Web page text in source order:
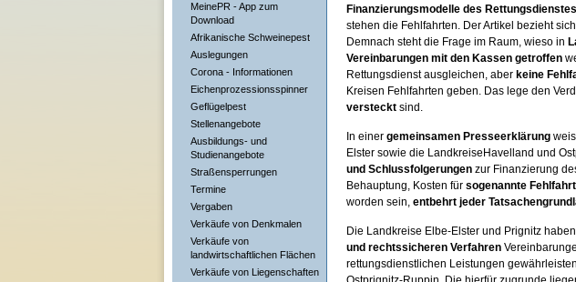
MeinePR - App zum
Download
Afrikanische Schweinepest
Auslegungen
Corona - Informationen
Eichenprozessionsspinner
Geflügelpest
Stellenangebote
Ausbildungs- und
Studienangebote
Straßensperrungen
Termine
Vergaben
Verkäufe von Denkmalen
Verkäufe von
landwirtschaftlichen Flächen
Verkäufe von Liegenschaften
Finanzierungsmodelle des Rettungsdienstes
stehen die Fehlfahrten. Der Artikel bezieht
Demnach steht die Frage im Raum, wieso in
Vereinbarungen mit den Kassen getroffen
Rettungsdienst ausgleichen, aber keine
Kreisen Fehlfahrten geben. Das lege den
versteckt sind.
In einer gemeinsamen Presseerklärung
Elster sowie die LandkreiseHavelland und
und Schlussfolgerungen zur Finanzierung
Behauptung, Kosten für sogenannte
worden sein, entbehrt jeder
Die Landkreise Elbe-Elster und Prignitz
und rechtssicheren Verfahren
rettungsdienstlichen Leistungen